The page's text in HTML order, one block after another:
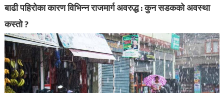
बाढी पहिरोका कारण विभिन्न राजमार्ग अवरुद्ध : कुन सडकको अवस्था
कस्तो ?